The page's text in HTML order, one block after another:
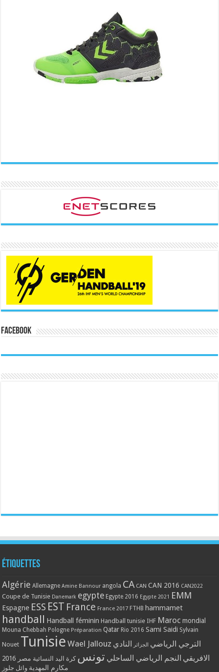
Facebook
Étiquettes
Algérie Allemagne Amine Bannour angola CA CAN CAN 2016 CAN2022
Coupe de Tunisie Danemark egypte Egypte 2016 Egypte 2021 EMM
Espagne ESS EST France France 2017 FTHB hammamet
handball Handball féminin Handball tunisie IHF Maroc mondial
Mouna Chebbah Pologne Préparation Qatar Rio 2016 Sami Saidi Sylvain
Nouet Tunisie Wael Jallouz الترجي الرياضي الجزائر النادي
الافريقي النجم الرياضي الساحلي تونس كرة اليد النسائية مصر 2016
مكارم المهدية وائل جلوز